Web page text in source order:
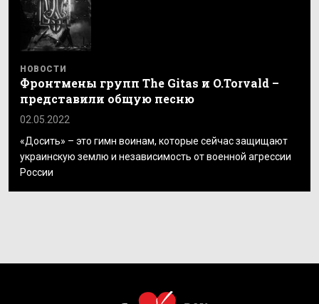
НОВОСТИ
Фронтмены групп The Gitas и O.Torvald –
представили общую песню
02.05.2022
«Досить» – это гимн воинам, которые сейчас защищают
украинскую землю и независимость от военной агрессии
России